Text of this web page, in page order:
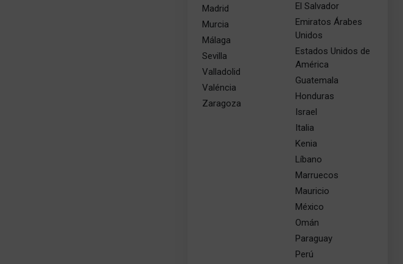
Madrid
Murcia
Málaga
Sevilla
Valladolid
Valéncia
Zaragoza
El Salvador
Emiratos Árabes
Unidos
Estados Unidos de
América
Guatemala
Honduras
Israel
Italia
Kenia
Líbano
Marruecos
Mauricio
México
Omán
Paraguay
Perú